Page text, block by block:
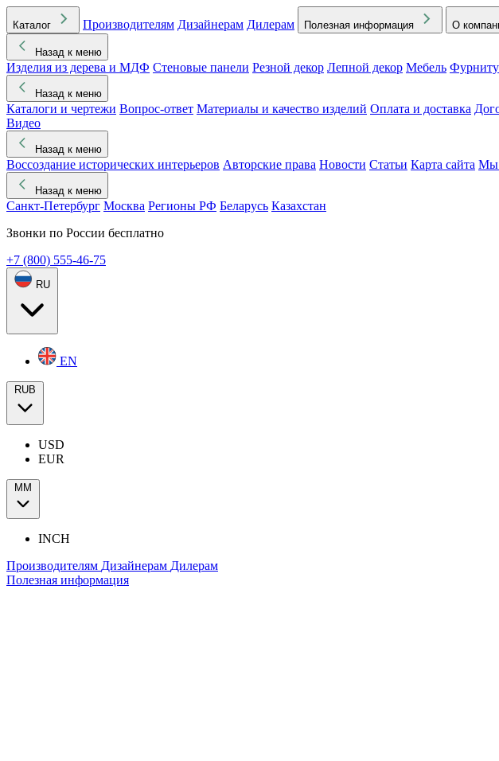
Каталог Производителям Дизайнерам Дилерам Полезная информация О
Назад к меню
Изделия из дерева и МДФ Стеновые панели Резной декор Лепной декор Мебель
Назад к меню
Каталоги и чертежи Вопрос-ответ Материалы и качество изделий Оплата и доставка
Видео
Назад к меню
Воссоздание исторических интерьеров Авторские права Новости Статьи Карта сайта Мы
Назад к меню
Санкт-Петербург Москва Регионы РФ Беларусь Казахстан
Звонки по России бесплатно
+7 (800) 555-46-75
RU
EN
RUB
USD
EUR
ММ
INCH
Производителям Дизайнерам Дилерам
Полезная информация